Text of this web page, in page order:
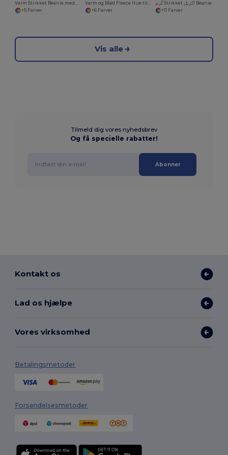
+5 Farver
+6 Farver
+11 Farver
Vis alle
Tilmeld dig vores nyhedsbrev
Og få specielle rabatter!
Abonner
Kontakt os
Lad os hjælpe
Vores virksomhed
Betalingsmetoder
Forsendelsesmetoder